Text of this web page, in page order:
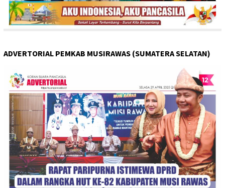
ADVERTORIAL PEMKAB MUSIRAWAS (SUMATERA SELATAN)